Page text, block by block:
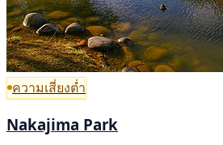
ความเสี่ยงต่ำ
Nakajima Park